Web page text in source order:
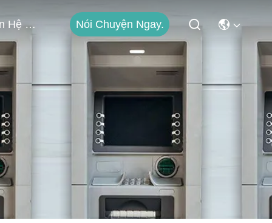
Liên Hệ Với Chúng Tôi Nói Chuyện Ngay.